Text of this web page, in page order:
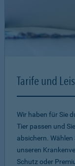
Tarife und
Wir haben für Sie
Tier passen und
absichern.
unseren
Schutz oder